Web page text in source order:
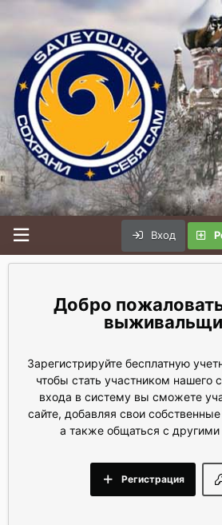
Вход
Зарегистрируйте бесплатную
чтобы стать участником нашего
входа в систему вы сможете
сайте, добавляя свои
а также общаться с другими
Регистрация